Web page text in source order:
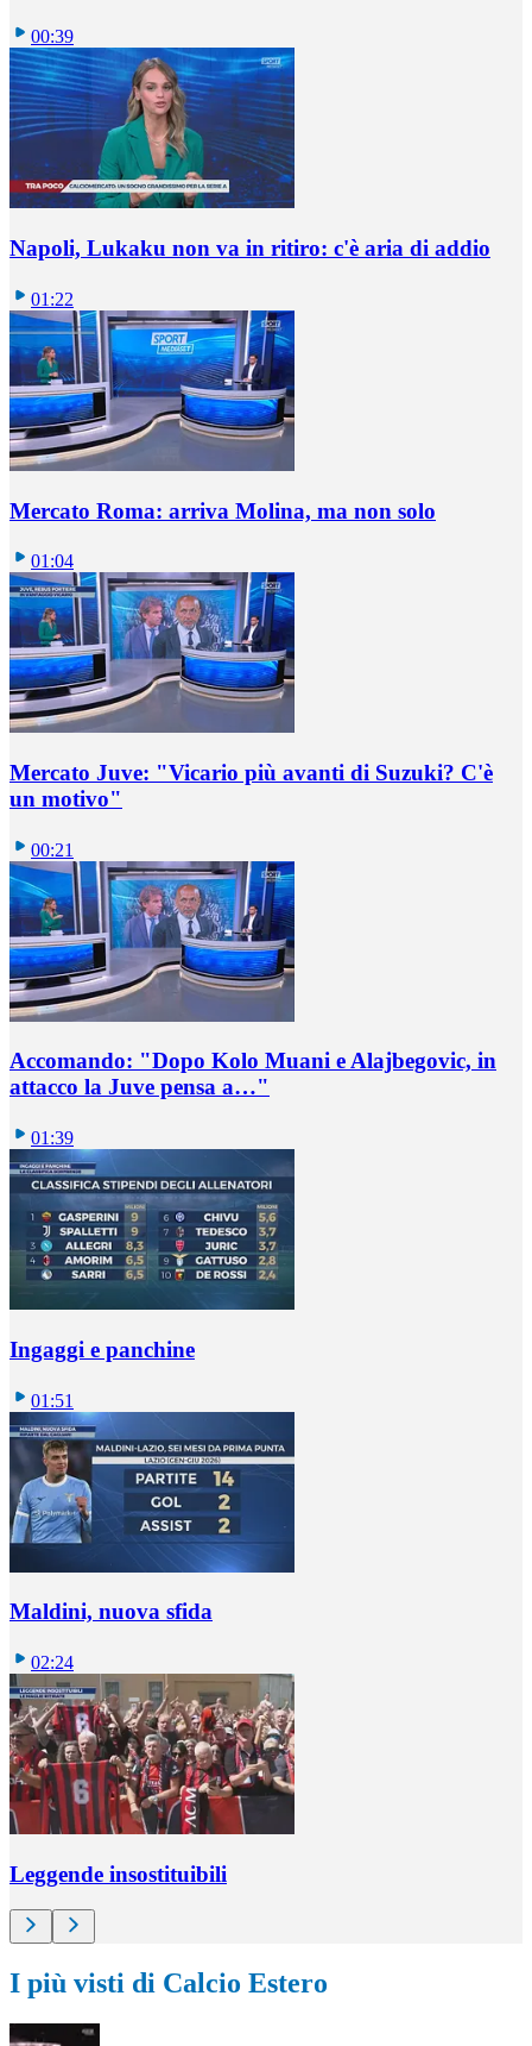
00:39
Napoli, Lukaku non va in ritiro: c'è aria di addio
01:22
Mercato Roma: arriva Molina, ma non solo
01:04
Mercato Juve: "Vicario più avanti di Suzuki? C'è
un motivo"
00:21
Accomando: "Dopo Kolo Muani e Alajbegovic, in
attacco la Juve pensa a…"
01:39
Ingaggi e panchine
01:51
Maldini, nuova sfida
02:24
Leggende insostituibili
I più visti di Calcio Estero